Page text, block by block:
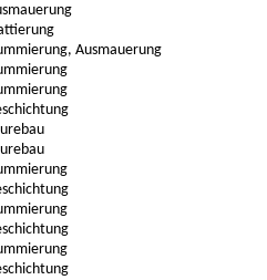
Ausmauerung